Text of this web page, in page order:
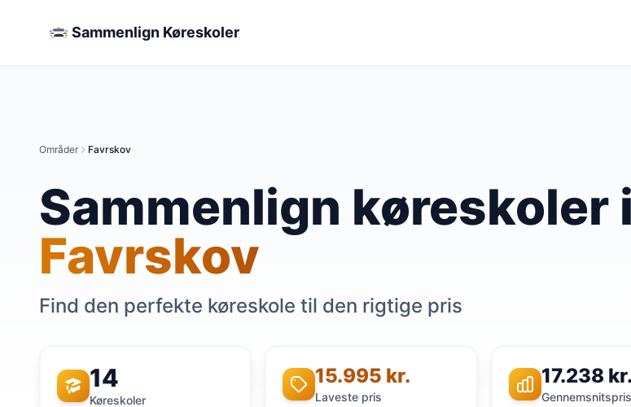
Sammenlign Køreskoler
Områder Favrskov
Sammenlign køreskoler i
Favrskov
Find den perfekte køreskole til den rigtige pris
14
Køreskoler
15.995 kr.
Laveste pris
17.238 kr.
Gennemsnitspris